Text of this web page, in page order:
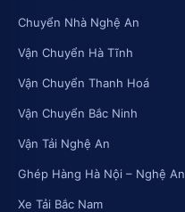
Chuyển Nhà Nghệ An
Vận Chuyển Hà Tĩnh
Vận Chuyển Thanh Hoá
Vận Chuyển Bắc Ninh
Vận Tải Nghệ An
Ghép Hàng Hà Nội – Nghệ An
Xe Tải Bắc Nam